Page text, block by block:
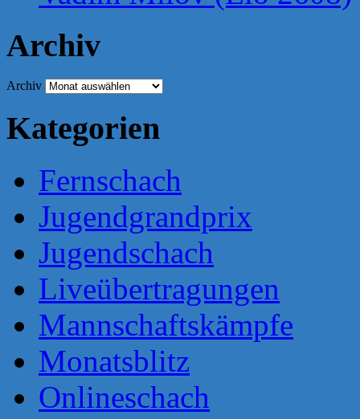
Archiv
Archiv
Kategorien
Fernschach
Jugendgrandprix
Jugendschach
Liveübertragungen
Mannschaftskämpfe
Monatsblitz
Onlineschach